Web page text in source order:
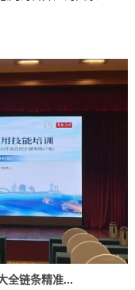
全链条精准...